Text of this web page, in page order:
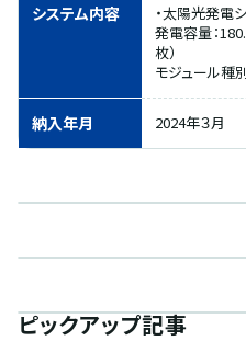
システム内容
・太陽光発電
発電容量：
枚）
モジュール種
納入年月 2024年３月
ピックアップ記事